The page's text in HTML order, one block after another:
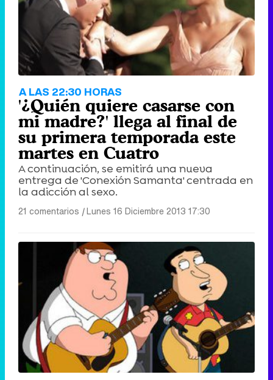
Tráiler de '33 días', la nueva serie de Atresplayer con Julián Villagrán y José Manuel Poga
A LAS 22:30 HORAS
'¿Quién quiere casarse con
mi madre?' llega al final de
su primera temporada este
martes en Cuatro
A continuación, se emitirá una nueva
entrega de 'Conexión Samanta' centrada en
la adicción al sexo.
21 comentarios |Lunes 16 Diciembre 2013 17:30